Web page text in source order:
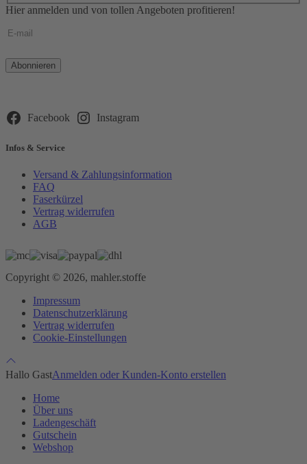
Hier anmelden und von tollen Angeboten profitieren!
Bitte
lasse
leer.
Facebook Instagram
Infos & Service
Versand & Zahlungsinformation
FAQ
Faserkürzel
Vertrag widerrufen
AGB
Copyright © 2026, mahler.stoffe
Impressum
Datenschutzerklärung
Vertrag widerrufen
Cookie-Einstellungen
Hallo GastAnmelden oder Kunden-Konto erstellen
Home
Über uns
Ladengeschäft
Gutschein
Webshop